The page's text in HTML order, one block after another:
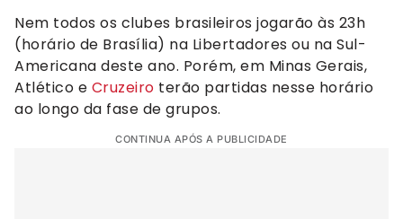
Nem todos os clubes brasileiros jogarão às 23h
(horário de Brasília) na Libertadores ou na Sul-
Americana deste ano. Porém, em Minas Gerais,
Atlético e Cruzeiro terão partidas nesse horário
ao longo da fase de grupos.
CONTINUA APÓS A PUBLICIDADE